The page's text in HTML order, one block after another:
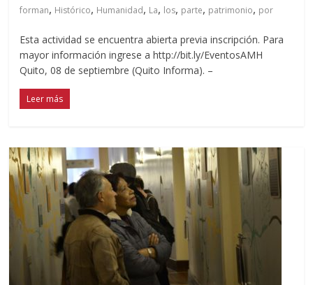
forman, Histórico, Humanidad, La, los, parte, patrimonio, por
Esta actividad se encuentra abierta previa inscripción. Para
mayor información ingrese a http://bit.ly/EventosAMH
Quito, 08 de septiembre (Quito Informa). –
Leer más